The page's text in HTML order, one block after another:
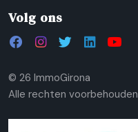
Volg ons
© 26 ImmoGirona
Alle rechten voorbehouden